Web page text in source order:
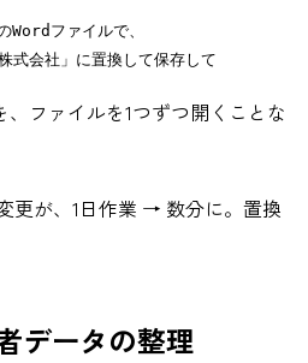
ファイルで、
ファイルを1つずつ開くことな
更が、1日作業 → 数分に。置換
データの整理